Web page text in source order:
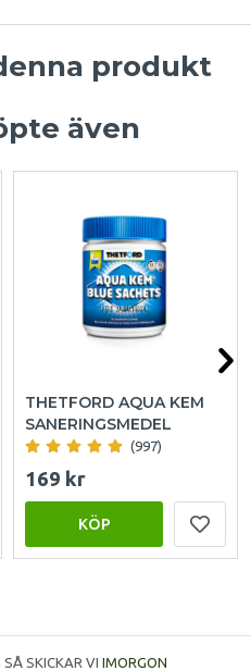
produkt
även
THETFORD AQUA KEM
SANERINGSMEDEL
(997)
169 kr
KÖP
SÅ SKICKAR VI IMORGON